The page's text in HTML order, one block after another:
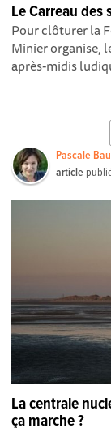
Le Carreau des
Pour clôturer la
Minier organise,
après-midis
Pascale
article
La centrale
ça marche ?